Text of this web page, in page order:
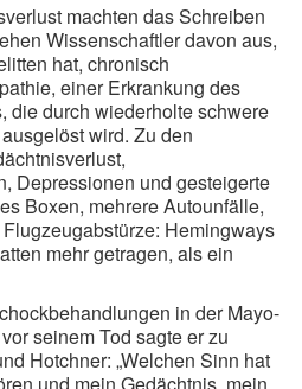
machten das Schreiben
Wissenschaftler davon aus,
hat, chronisch
einer Erkrankung des
die durch wiederholte schwere
wird. Zu den
Depressionen und gesteigerte
Boxen, mehrere Autounfälle,
Hemingways
mehr getragen, als ein
in der Mayo-
seinem Tod sagte er zu
Hotchner: „Welchen Sinn hat